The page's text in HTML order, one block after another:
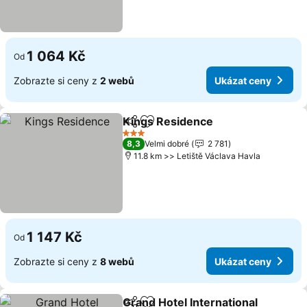
Od 1 064 Kč
Zobrazte si ceny z 2 webů Ukázat ceny
SdíletPřidat na seznam oblíbených
Kings Residence
3 Počet hvězdiček
8,3 Velmi dobré
2 781
11.8 km >> Letiště Václava Havla
Od 1 147 Kč
Zobrazte si ceny z 8 webů Ukázat ceny
Grand Hotel International